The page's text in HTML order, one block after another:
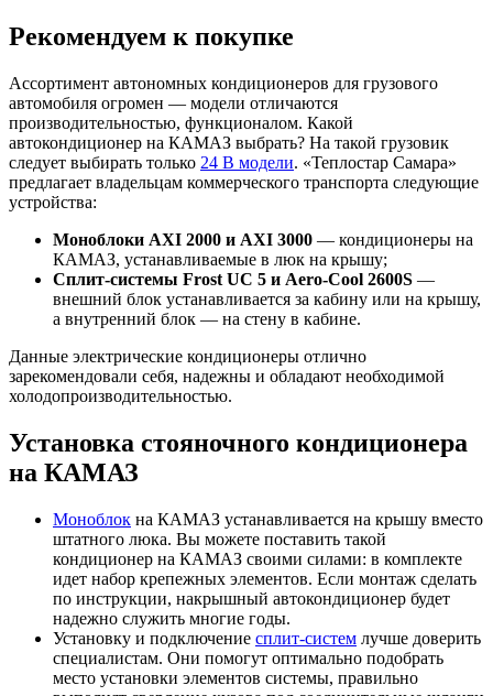
Рекомендуем к покупке
Ассортимент автономных кондиционеров для грузового
автомобиля огромен — модели отличаются
производительностью, функционалом. Какой
автокондиционер на КАМАЗ выбрать? На такой грузовик
следует выбирать только 24 В модели. «Теплостар Самара»
предлагает владельцам коммерческого транспорта следующие
устройства:
Моноблоки AXI 2000 и AXI 3000 — кондиционеры на
КАМАЗ, устанавливаемые в люк на крышу;
Сплит-системы Frost UC 5 и Aero-Cool 2600S —
внешний блок устанавливается за кабину или на крышу,
а внутренний блок — на стену в кабине.
Данные электрические кондиционеры отлично
зарекомендовали себя, надежны и обладают необходимой
холодопроизводительностью.
Установка стояночного кондиционера
на КАМАЗ
Моноблок на КАМАЗ устанавливается на крышу вместо
штатного люка. Вы можете поставить такой
кондиционер на КАМАЗ своими силами: в комплекте
идет набор крепежных элементов. Если монтаж сделать
по инструкции, накрышный автокондиционер будет
надежно служить многие годы.
Установку и подключение сплит-систем лучше доверить
специалистам. Они помогут оптимально подобрать
место установки элементов системы, правильно